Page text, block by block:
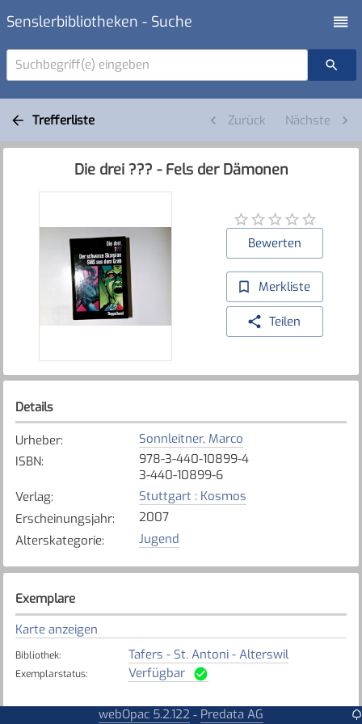
Senslerbibliotheken - Suche
Suchbegriff(e) eingeben
Trefferliste Zurück Nächste
Die drei ??? - Fels der Dämonen
Bewerten
Merkliste
Teilen
Details
Urheber:
Sonnleitner, Marco
ISBN:
978-3-440-10899-4
3-440-10899-6
Verlag:
Stuttgart : Kosmos
Erscheinungsjahr:
2007
Alterskategorie: Jugend
Exemplare
Karte anzeigen
Bibliothek: Tafers - St. Antoni - Alterswil
Exemplarstatus: Verfügbar
webOpac 5.2.122 - Predata AG